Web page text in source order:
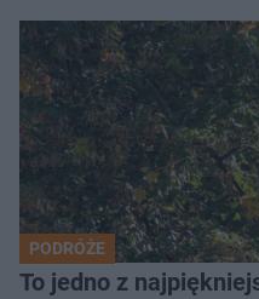
PODRÓŻE
To jedno z